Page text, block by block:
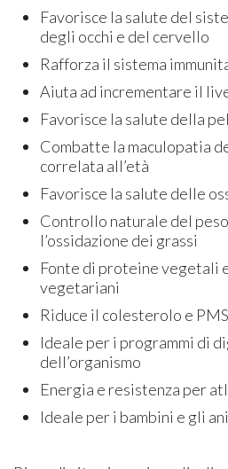
Favorisce la salute del
degli occhi e del cervello
Rafforza il sistema
Aiuta ad incrementare il
Favorisce la salute della
Combatte la maculopatia
correlata all’età
Favorisce la salute delle
Controllo naturale del
l’ossidazione dei grassi
Fonte di proteine vegetali
vegetariani
Riduce il colesterolo e PMS
Ideale per i programmi di
dell’organismo
Energia e resistenza per
Ideale per i bambini e gli